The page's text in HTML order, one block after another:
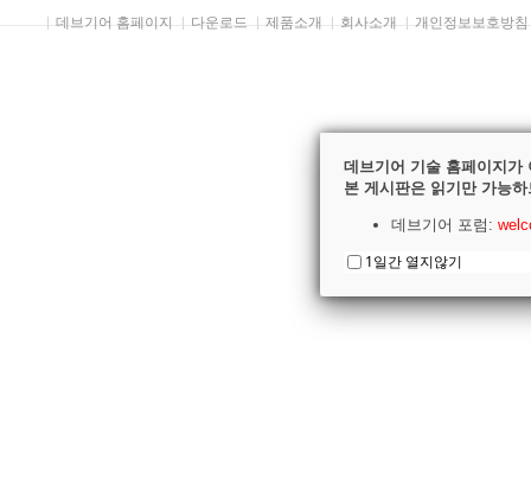
데브기어 홈페이지 다운로드 제품소개 회사소개 개인정보보호방침
데브기어 기술 홈페이지가
본 게시판은 읽기만 가능
데브기어 포럼:
1일간 열지않기